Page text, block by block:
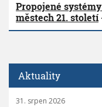
Propojené
městech 21. století
Aktuality
31. srpen 2026